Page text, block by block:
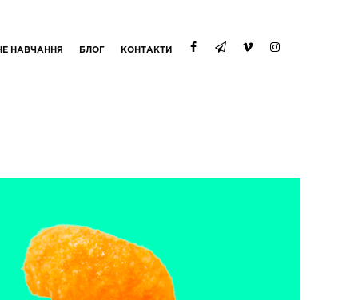
НАВЧАННЯ БЛОГ КОНТАКТИ